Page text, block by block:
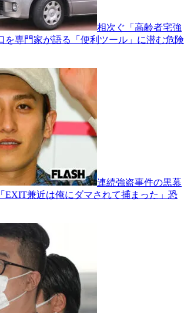
相次ぐ「高齢者宅強
を専門家が語る「便利ツール」に潜む危険
連続強盗事件の黒幕
EXIT兼近は俺にダマされて捕まった」恐